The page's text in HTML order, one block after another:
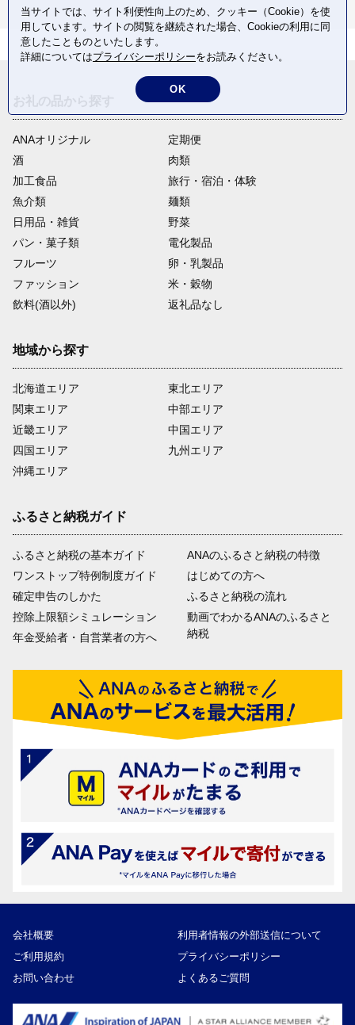
ANAオリジナル
定期便
酒
肉類
加工食品
旅行・宿泊・体験
魚介類
麺類
日用品・雑貨
野菜
パン・菓子類
電化製品
フルーツ
卵・乳製品
ファッション
米・穀物
飲料(酒以外)
返礼品なし
地域から探す
北海道エリア
関東エリア
近畿エリア
四国エリア
沖縄エリア
東北エリア
中部エリア
中国エリア
九州エリア
ふるさと納税ガイド
ふるさと納税の基本ガイド
ワンストップ特例制度ガイド
確定申告のしかた
控除上限額シミュレーション
年金受給者・自営業者の方へ
ANAのふるさと納税の特徴
はじめての方へ
ふるさと納税の流れ
動画でわかるANAのふるさと
納税
会社概要
利用者情報の外部送信について
ご利用規約
プライバシーポリシー
お問い合わせ
よくあるご質問
当サイトでは、サイト利便性向上のため、クッキー（Cookie）を使
用しています。サイトの閲覧を継続された場合、Cookieの利用に同
意したことものといたします。
詳細についてはプライバシーポリシーをお読みください。
OK